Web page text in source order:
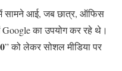
सामने आई, जब छात्र, ऑफिस
Google का उपयोग कर रहे थे।
” को लेकर सोशल मीडिया पर